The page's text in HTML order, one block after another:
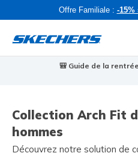
Offre Familiale : -15%
🎒 Guide de la
Collection Arch Fit
hommes
Découvrez notre solution de